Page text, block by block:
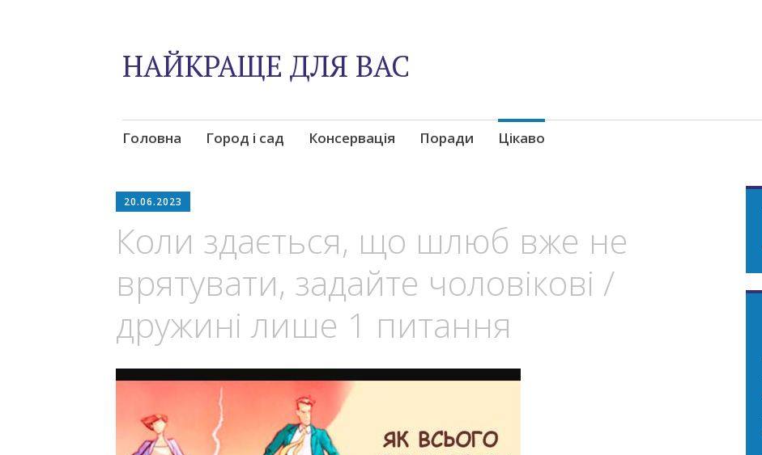
НАЙКРАЩЕ ДЛЯ ВАС
Skip
Головна Город і сад Консервація Поради Цікаво
20.06.2023
Коли здається, що шлюб вже не
врятувати, задайте чоловікові /
дружині лише 1 питання